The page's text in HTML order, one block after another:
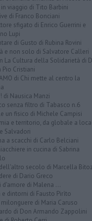
viaggio di Tito Barbini
di Franco Bonciani
sfigato di Enrico Guerrini e
Lupi
di Gusto di Rubina Rovini
e non solo di Salvatore Calleri
La Cultura della Solidarietà di
Pio Cristiani
di Chi mette al centro la
di Nausica Manzi
senza filtro di Tabasco n.6
un fisico di Michele Campisi
e territorio, da globale a
Salvadori
a scacchi di Carlo Belciani
in cucina di Sabrina
secolo di Marcella
di Dario Greco
d'amore di Malena ...
e dintorni di Fausto Pirìto
di Maria Caruso
di Don Armando Zappolini